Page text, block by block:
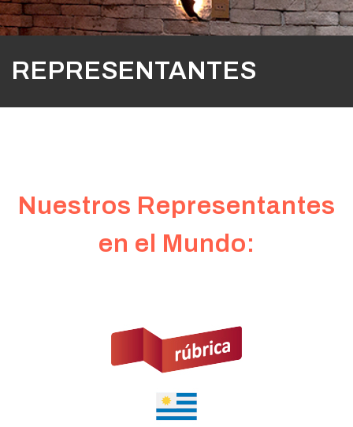
REPRESENTANTES
Nuestros Representantes
en el Mundo: